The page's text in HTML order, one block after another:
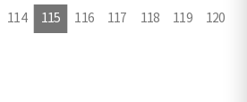
114 115 116 117 118 119
120